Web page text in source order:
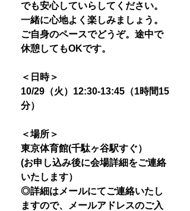
でも安心していらしてください。
一緒に心地よく楽しみましょう。
ご自身のペースでどうぞ。途中で
休憩してもOKです。
＜日時＞
10/29（火）12:30-13:45（1時間15
分）
＜場所＞
東京体育館(千駄ヶ谷駅すぐ）
(お申し込み後に会場詳細をご連絡
いたします）
◎詳細はメールにてご連絡いたし
ますので、メールアドレスのご入